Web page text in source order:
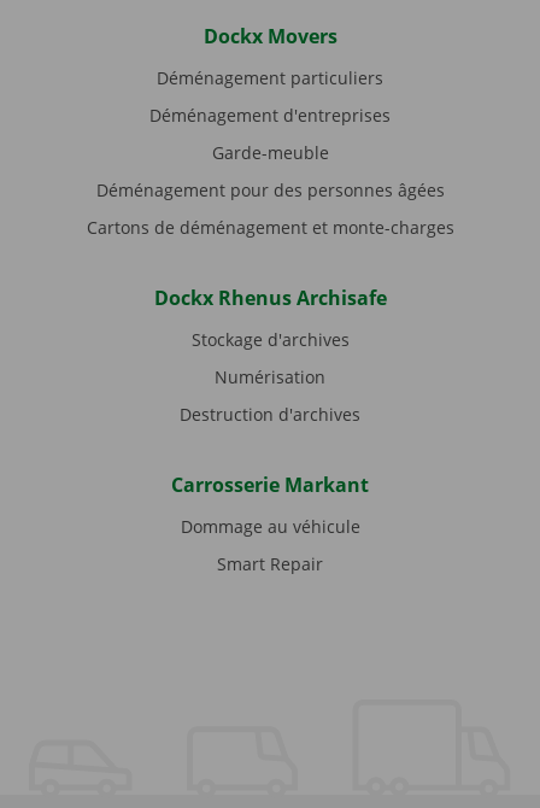
Dockx Movers
Déménagement particuliers
Déménagement d'entreprises
Garde-meuble
Déménagement pour des personnes âgées
Cartons de déménagement et monte-charges
Dockx Rhenus Archisafe
Stockage d'archives
Numérisation
Destruction d'archives
Carrosserie Markant
Dommage au véhicule
Smart Repair